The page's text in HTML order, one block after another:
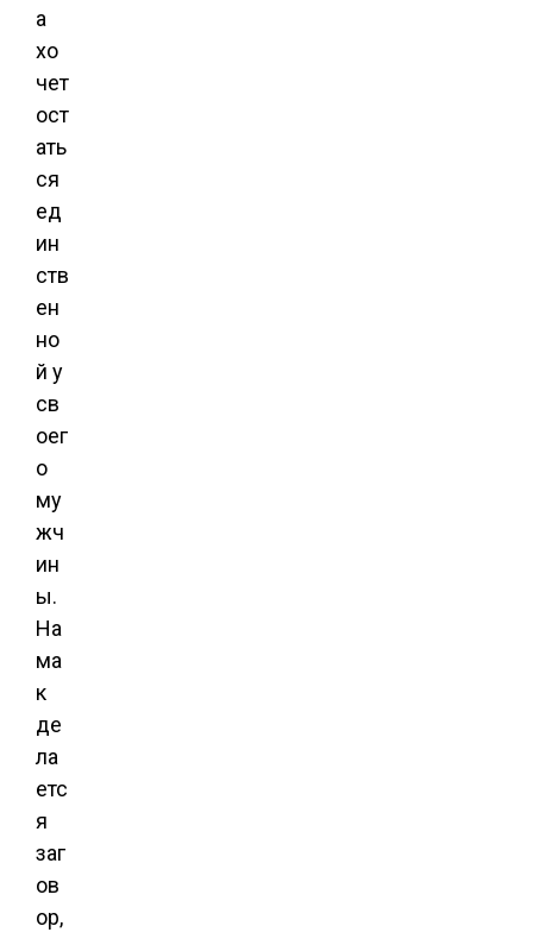
а
хо
чет
ост
ать
ся
ед
ин
ств
ен
но
й у
св
оег
о
му
жч
ин
ы.
На
ма
к
де
ла
етс
я
заг
ов
ор,